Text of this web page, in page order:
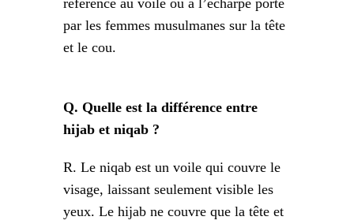
par les femmes musulmanes sur la tête
et le cou.
Q. Quelle est la différence entre
hijab et niqab ?
R. Le niqab est un voile qui couvre le
visage, laissant seulement visible les
yeux. Le hijab ne couvre que la tête et